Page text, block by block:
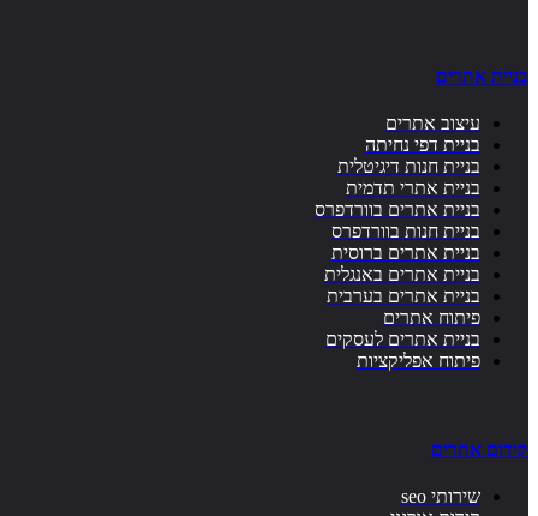
בניית אתרים
עיצוב אתרים
בניית דפי נחיתה
בניית חנות דיגיטלית
בניית אתרי תדמית
בניית אתרים בוורדפרס
בניית חנות בוורדפרס
בניית אתרים ברוסית
בניית אתרים באנגלית
בניית אתרים בערבית
פיתוח אתרים
בניית אתרים לעסקים
פיתוח אפליקציות
קידום אתרים
שירותי seo